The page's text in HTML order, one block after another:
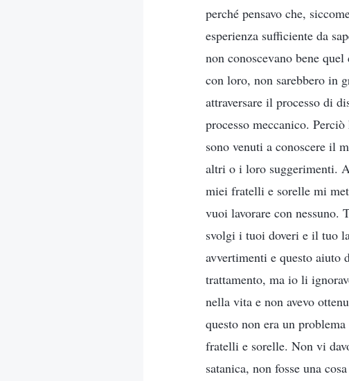
perché pensavo che,
esperienza sufficiente da
non conoscevano bene
con loro, non sarebbero in
attraversare il processo di
processo meccanico.
sono venuti a conoscere il
altri o i loro suggerimenti.
miei fratelli e sorelle mi
vuoi lavorare con
svolgi i tuoi doveri e il tuo
avvertimenti e questo aiuto
trattamento, ma io li
nella vita e non avevo
questo non era un
fratelli e sorelle. Non vi
satanica, non fosse una